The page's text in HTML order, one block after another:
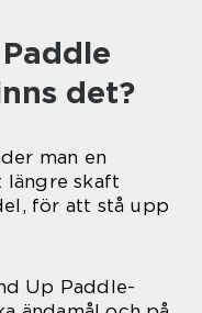
det?
man en
längre skaft
för att stå upp
Up Paddle-